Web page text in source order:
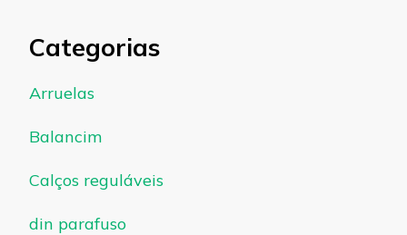
Categorias
Arruelas
Balancim
Calços reguláveis
din parafuso